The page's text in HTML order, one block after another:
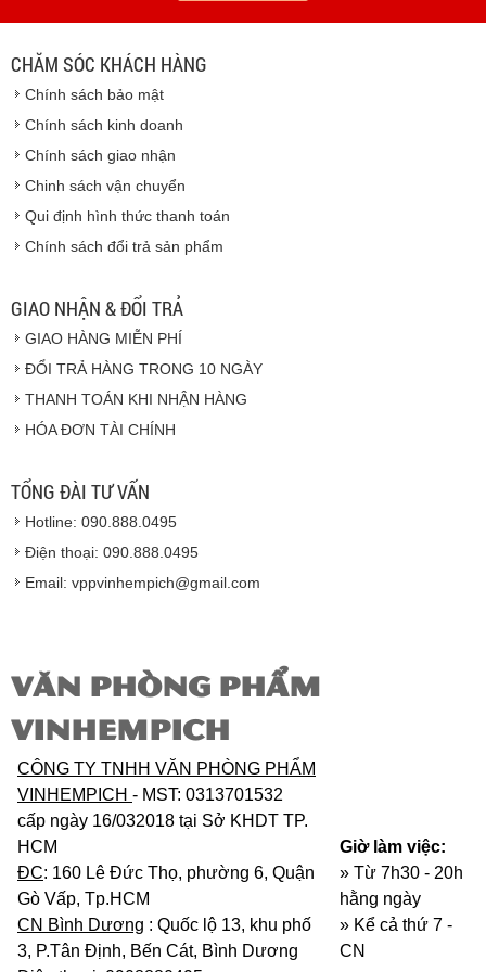
Vinhempich
CAM KẾT CHẤT LƯỢNG
Hàng hóa được giao cho quý khách là hàng mới
100% nguyên đai nguyên kiện.
Vinhempich
độ bảo hành sản phẩm đối với nhà sản xuất hoặc
nhà nhập khẩu nếu sản phẩm bị lỗi hoặc hỏng hóc
CHĂM SÓC KHÁCH HÀNG
Chính sách bảo mật
Chính sách kinh doanh
Chính sách giao nhận
Chinh sách vận chuyển
Qui định hình thức thanh toán
Chính sách đổi trả sản phẩm
GIAO NHẬN & ĐỔI TRẢ
GIAO HÀNG MIỄN PHÍ
ĐỔI TRẢ HÀNG TRONG 10 NGÀY
THANH TOÁN KHI NHẬN HÀNG
HÓA ĐƠN TÀI CHÍNH
TỔNG ĐÀI TƯ VẤN
Hotline: 090.888.0495
Điện thoại: 090.888.0495
Email: vppvinhempich@gmail.com
VĂN PHÒNG PHẨM
VINHEMPICH
CÔNG TY TNHH VĂN PHÒNG PHẨM
VINHEMPICH - MST: 0313701532
cấp ngày 16/032018 tại Sở KHDT TP.
HCM
ĐC: 160 Lê Đức Thọ, phường 6, Quận
Gò Vấp, Tp.HCM
CN Bình Dương : Quốc lộ 13, khu phố
3, P.Tân Định, Bến Cát, Bình Dương
Giờ làm việc:
» Từ 7h30 - 20h
hằng ngày
» Kể cả thứ 7 -
CN